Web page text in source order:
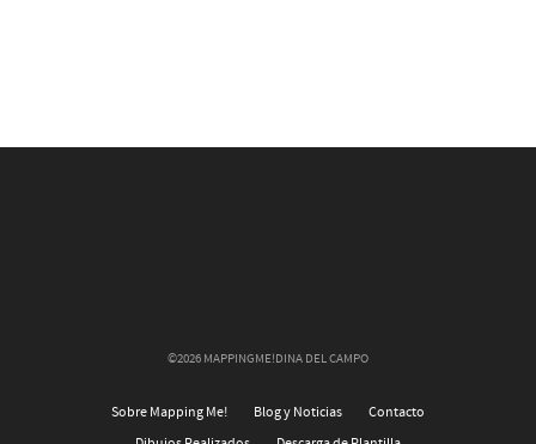
©2026 MAPPINGME!DINA DEL CAMPO
Sobre Mapping Me! Blog y Noticias
Contacto